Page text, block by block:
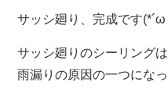
サッシ廻り、完成です(*´ω
サッシ廻りのシーリング
雨漏りの原因の一つにな